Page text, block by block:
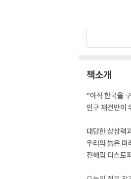
책소개
“아직 한국을
인구 재건만이
대담한 상상력
우리의 늙은 미
진해림 디스토